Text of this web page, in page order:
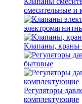
смесительные и
Клапаны, краны
бытовые
Регуляторы
комплектующие